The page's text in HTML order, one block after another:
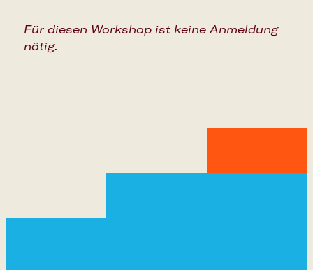
Für diesen Workshop ist keine Anmeldung
nötig.